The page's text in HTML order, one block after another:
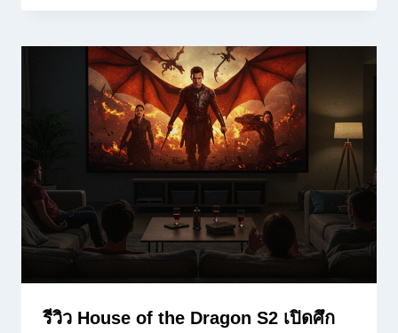
รีวิว House of the Dragon S2 เปิดศึก